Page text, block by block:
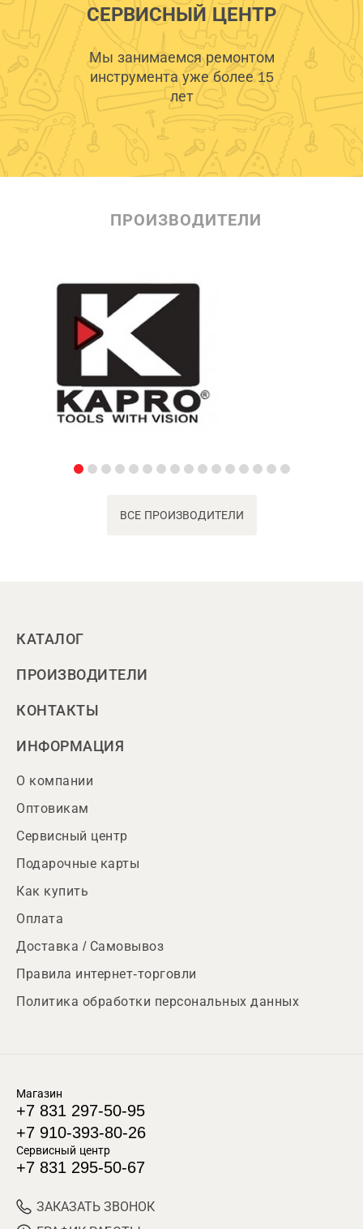
СЕРВИСНЫЙ ЦЕНТР
Мы занимаемся ремонтом
инструмента уже более 15
лет
ПРОИЗВОДИТЕЛИ
ВСЕ ПРОИЗВОДИТЕЛИ
КАТАЛОГ
ПРОИЗВОДИТЕЛИ
КОНТАКТЫ
ИНФОРМАЦИЯ
О компании
Оптовикам
Сервисный центр
Подарочные карты
Как купить
Оплата
Доставка / Самовывоз
Правила интернет-торговли
Политика обработки персональных данных
Магазин
+7 831 297-50-95
+7 910-393-80-26
Сервисный центр
+7 831 295-50-67
ЗАКАЗАТЬ ЗВОНОК